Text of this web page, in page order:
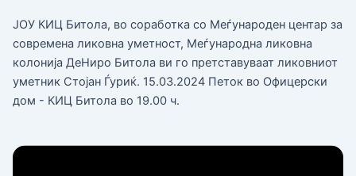
ЈОУ КИЦ Битола, во соработка со Меѓународен центар за
современа ликовна уметност, Меѓународна ликовна
колонија ДеНиро Битола ви го претставуваат ликовниот
уметник Стојан Ѓуриќ. 15.03.2024 Петок во Офицерски
дом - КИЦ Битола во 19.00 ч.